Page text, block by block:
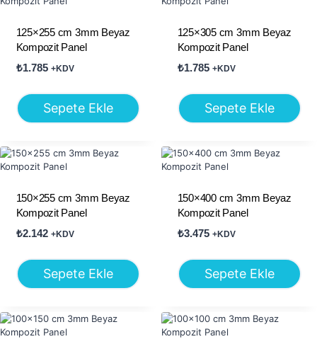
125×255 cm 3mm Beyaz
Kompozit Panel
₺1.785 +KDV
Sepete Ekle
125×305 cm 3mm Beyaz
Kompozit Panel
₺1.785 +KDV
Sepete Ekle
150×255 cm 3mm Beyaz
Kompozit Panel
₺2.142 +KDV
Sepete Ekle
150×400 cm 3mm Beyaz
Kompozit Panel
₺3.475 +KDV
Sepete Ekle